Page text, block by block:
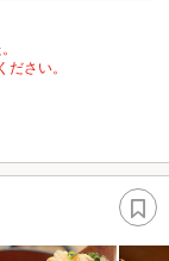
さい。